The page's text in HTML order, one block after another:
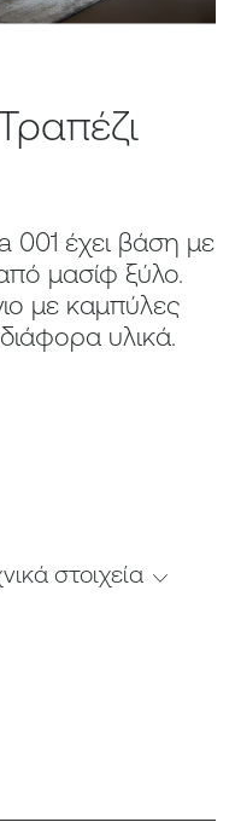
001 έχει βάση με
μασίφ ξύλο.
με καμπύλες
υλικά.
στοιχεία